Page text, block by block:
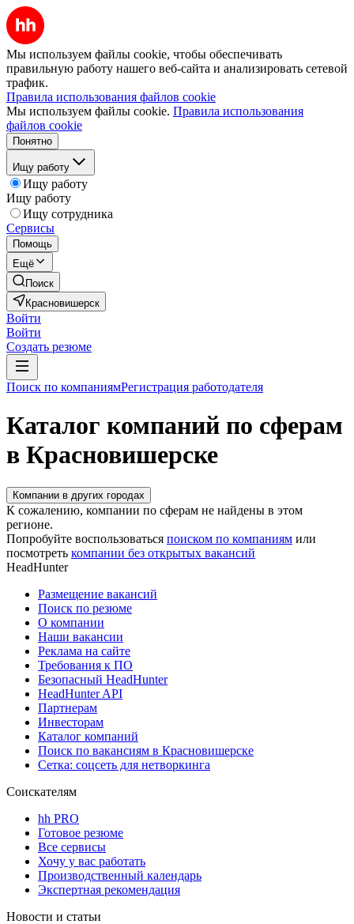
Мы используем файлы cookie, чтобы обеспечивать
правильную работу нашего веб-сайта и анализировать сетевой
трафик.
Правила использования файлов cookie
Мы используем файлы cookie. Правила использования
файлов cookie
Понятно
Ищу работу
Ищу работу
Ищу работу
Ищу сотрудника
Сервисы
Помощь
Ещё
Поиск
Красновишерск
Войти
Войти
Создать резюме
Поиск по компаниямРегистрация работодателя
Каталог компаний по сферам
в Красновишерске
Компании в других городах
К сожалению, компании по сферам не найдены в этом
регионе.
Попробуйте воспользоваться поиском по компаниям или
посмотреть компании без открытых вакансий
HeadHunter
Размещение вакансий
Поиск по резюме
О компании
Наши вакансии
Реклама на сайте
Требования к ПО
Безопасный HeadHunter
HeadHunter API
Партнерам
Инвесторам
Каталог компаний
Поиск по вакансиям в Красновишерске
Сетка: соцсеть для нетворкинга
Соискателям
hh PRO
Готовое резюме
Все сервисы
Хочу у вас работать
Производственный календарь
Экспертная рекомендация
Новости и статьи